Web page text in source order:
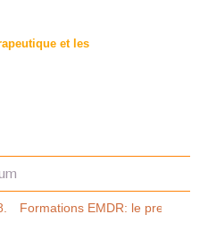
et les
comparatif structuré. Asthme